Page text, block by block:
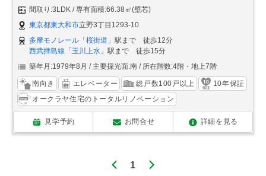
間取り:3LDK
専有面積:66.38㎡(壁芯)
東京都東大和市立野3丁目1293-10
多摩モノレール 「 桜街道 」駅まで 徒歩12分
西武拝島線 「 玉川上水 」駅まで 徒歩15分
築年月:1979年8月
主要採光面:南 所在階数:4階・地上7階
南向き エレベーター 総戸数100戸以上
10年保証
オークラヤ住宅のトータルリノベーション
見学予約 お問合せ 詳細を見る
1